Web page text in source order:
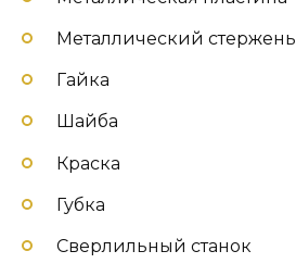
Металлический стержень
Гайка
Шайба
Краска
Губка
Сверлильный станок